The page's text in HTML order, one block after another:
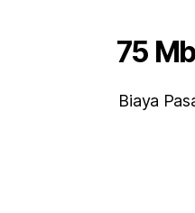
75
Biaya